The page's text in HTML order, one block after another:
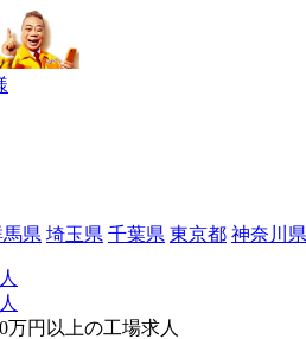
県 埼玉県 千葉県 東京都 神奈川県
万円以上の工場求人